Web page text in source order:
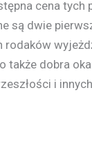
cena
są dwie
rodaków
także dobra
i